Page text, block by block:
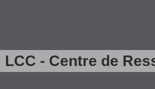
LCC - Centre de